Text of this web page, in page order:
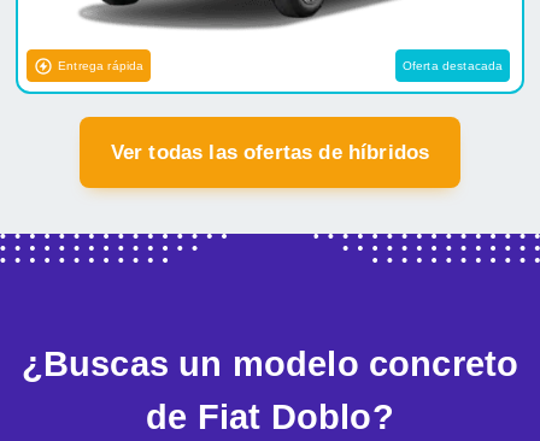
Entrega rápida Oferta destacada
Ver todas las ofertas de híbridos
¿Buscas un modelo concreto
de Fiat Doblo?